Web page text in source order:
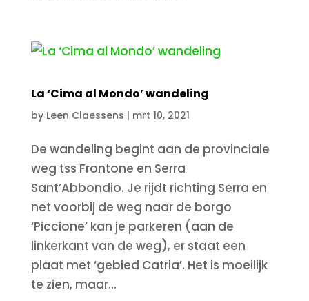
La ‘Cima al Mondo’ wandeling
by Leen Claessens | mrt 10, 2021
De wandeling begint aan de provinciale
weg tss Frontone en Serra
Sant’Abbondio. Je rijdt richting Serra en
net voorbij de weg naar de borgo
‘Piccione’ kan je parkeren (aan de
linkerkant van de weg), er staat een
plaat met ‘gebied Catria’. Het is moeilijk
te zien, maar...